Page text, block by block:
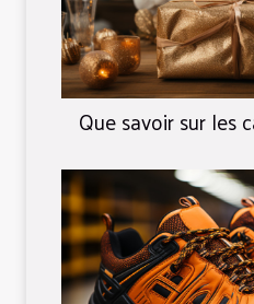
Que savoir sur les